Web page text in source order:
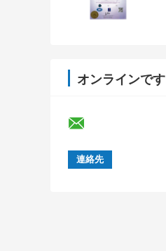
オンラインです